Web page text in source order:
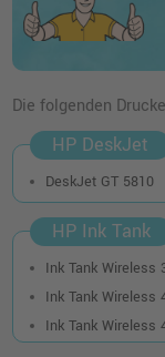
Die folgenden
HP DeskJet
DeskJet GT 5810
HP Ink Tank
Ink Tank Wireless
Ink Tank Wireless
Ink Tank Wireless